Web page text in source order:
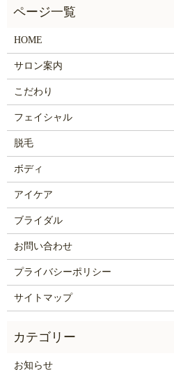
HOME
サロン案内
こだわり
フェイシャル
脱毛
ボディ
アイケア
ブライダル
お問い合わせ
プライバシーポリシー
サイトマップ
お知らせ